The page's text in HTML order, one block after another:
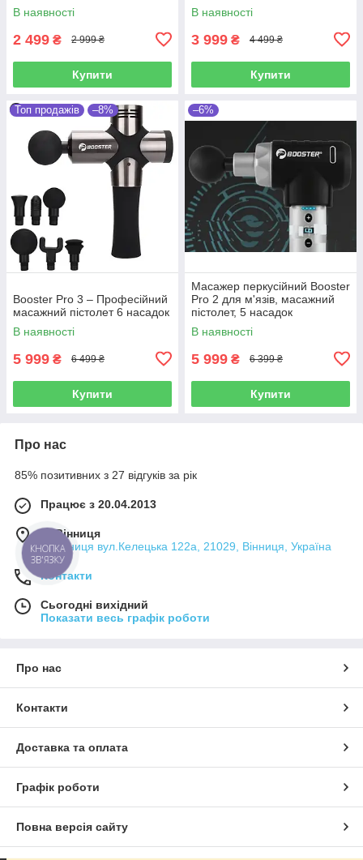
В наявності
2 499 ₴ 2 999 ₴
Купити
В наявності
3 999 ₴ 4 499 ₴
Купити
Топ продажів –8%
Booster Pro 3 – Професійний
масажний пістолет 6 насадок
В наявності
5 999 ₴ 6 499 ₴
Купити
–6%
Масажер перкусійний Booster
Pro 2 для м'язів, масажний
пістолет, 5 насадок
В наявності
5 999 ₴ 6 399 ₴
Купити
Про нас
85% позитивних з 27 відгуків за рік
Працює з 20.04.2013
м. Вінниця
м.Вінниця вул.Келецька 122а, 21029, Вінниця, Україна
Контакти
Сьогодні вихідний
Показати весь графік роботи
Про нас
Контакти
Доставка та оплата
Графік роботи
Повна версія сайту
КНОПКА
ЗВ'ЯЗКУ